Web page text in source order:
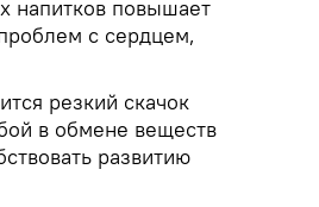
напитков повышает
с сердцем,
резкий скачок
в обмене веществ
развитию